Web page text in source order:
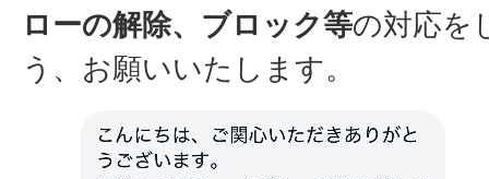
ローの解除、ブロック等の対応を
う、お願いいたします。